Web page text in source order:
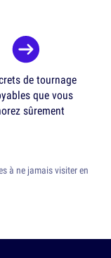
de tournage
que vous
sûrement
à ne jamais visiter en